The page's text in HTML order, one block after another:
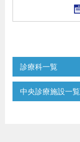
診療科一覧
中央診療施設一覧